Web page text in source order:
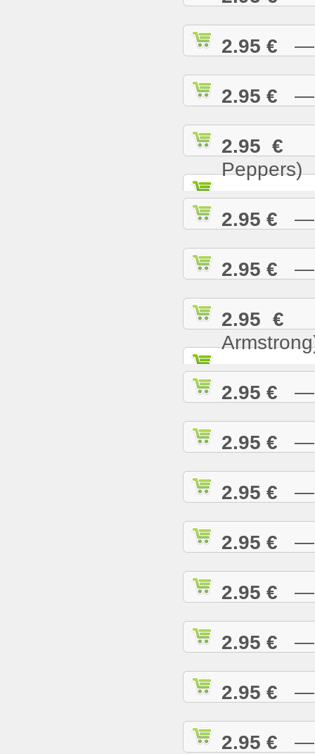
2.95 € —
2.95 € —
2.95 €
Peppers)
2.95 € —
2.95 € —
2.95 €
2.95 € —
2.95 € —
2.95 € —
2.95 € —
2.95 € —
2.95 € —
2.95 € —
2.95 € —